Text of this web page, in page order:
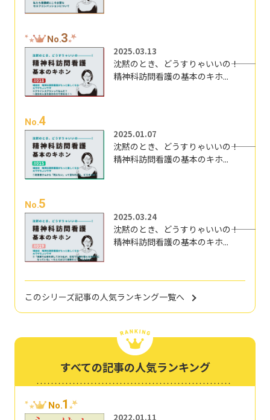
No.3
2025.03.13
沈黙のとき、どうすりゃいいの―――！
精神科訪問看護の基本のキホ...
No.4
2025.01.07
沈黙のとき、どうすりゃいいの―――！
精神科訪問看護の基本のキホ...
No.5
2025.03.24
沈黙のとき、どうすりゃいいの―――！
精神科訪問看護の基本のキホ...
このシリーズ記事の人気ランキング一覧へ
すべての記事の人気ランキング
No.1
2022.01.11